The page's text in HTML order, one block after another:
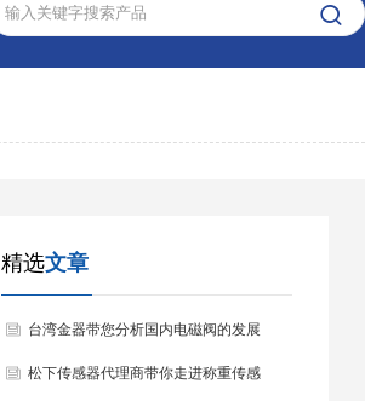

精选文章
台湾金器带您分析国内电磁阀的发展
情况
松下传感器代理商带你走进称重传感